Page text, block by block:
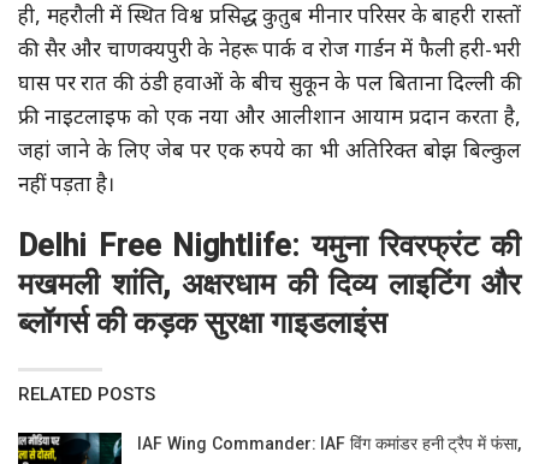
ही, महरौली में स्थित विश्व प्रसिद्ध कुतुब मीनार परिसर के बाहरी रास्तों
की सैर और चाणक्यपुरी के नेहरू पार्क व रोज गार्डन में फैली हरी-भरी
घास पर रात की ठंडी हवाओं के बीच सुकून के पल बिताना दिल्ली की
फ्री नाइटलाइफ को एक नया और आलीशान आयाम प्रदान करता है,
जहां जाने के लिए जेब पर एक रुपये का भी अतिरिक्त बोझ बिल्कुल
नहीं पड़ता है।
Delhi Free Nightlife: यमुना रिवरफ्रंट की
मखमली शांति, अक्षरधाम की दिव्य लाइटिंग और
ब्लॉगर्स की कड़क सुरक्षा गाइडलाइंस
RELATED POSTS
IAF Wing Commander: IAF विंग कमांडर हनी ट्रैप में फंसा,